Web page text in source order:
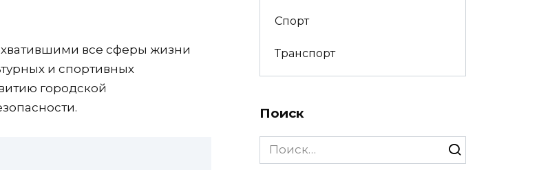
все сферы жизни
и спортивных
городской
Спорт
Транспорт
Поиск
Search
for: